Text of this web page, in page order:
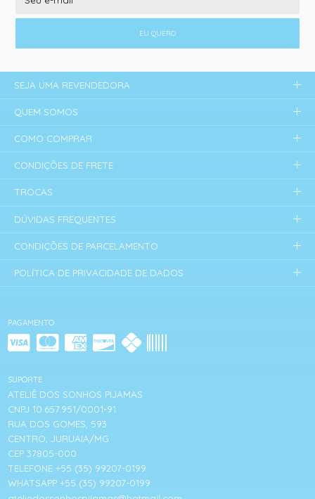
EU QUERO
PAGAMENTO
SUPORTE
ATELIÊ DOS SONHOS PIJAMAS
CNPJ 10.657.951/0001-91
RUA DOS GOMES, 593
CENTRO, JURUAIA/MG
CEP 37805-000
TELEFONE +55 (35) 99207-0199
WHATSAPP +55 (35) 99207-0199
SEJA UMA REVENDEDORA
QUEM SOMOS
COMO COMPRAR
CONDIÇÕES DE FRETE
TROCAS
DÚVIDAS FREQUENTES
CONDIÇÕES DE PARCELAMENTO
POLÍTICA DE PRIVACIDADE DE DADOS